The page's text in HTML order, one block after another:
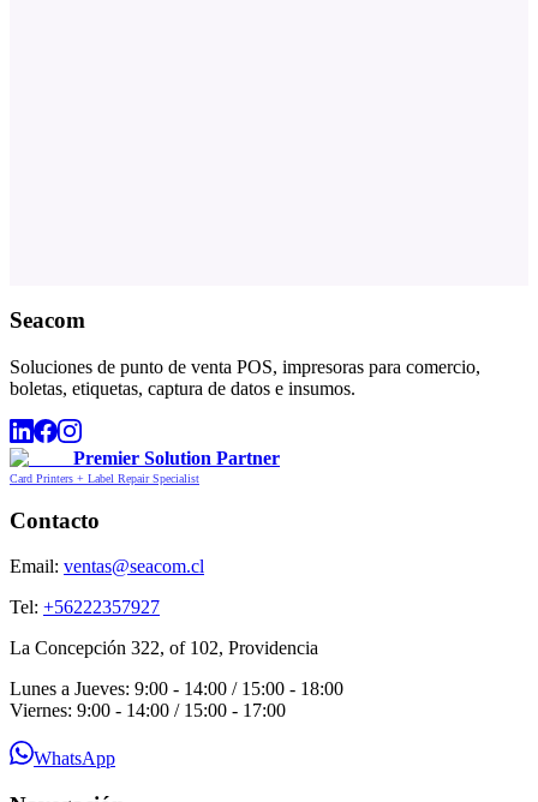
Seacom
Soluciones de punto de venta POS, impresoras para comercio,
boletas, etiquetas, captura de datos e insumos.
Premier Solution Partner
Card Printers + Label Repair Specialist
Contacto
Email: ventas@seacom.cl
Tel: +56222357927
La Concepción 322, of 102, Providencia
Lunes a Jueves: 9:00 - 14:00 / 15:00 - 18:00
Viernes: 9:00 - 14:00 / 15:00 - 17:00
WhatsApp